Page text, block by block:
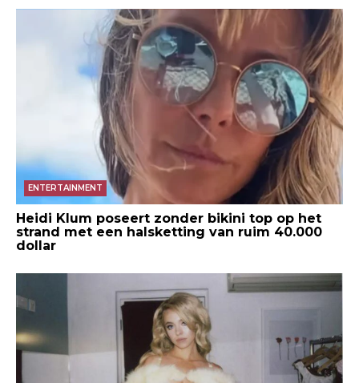
ENTERTAINMENT
Heidi Klum poseert zonder bikini top op het
strand met een halsketting van ruim 40.000
dollar